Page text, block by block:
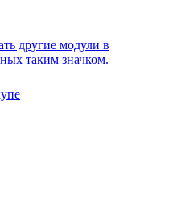
другие модули в
таким значком.